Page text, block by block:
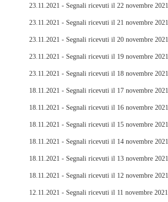
23.11.2021 - Segnali ricevuti il 22 novembre 2021
23.11.2021 - Segnali ricevuti il 21 novembre 2021
23.11.2021 - Segnali ricevuti il 20 novembre 2021
23.11.2021 - Segnali ricevuti il 19 novembre 2021
23.11.2021 - Segnali ricevuti il 18 novembre 2021
18.11.2021 - Segnali ricevuti il 17 novembre 2021
18.11.2021 - Segnali ricevuti il 16 novembre 2021
18.11.2021 - Segnali ricevuti il 15 novembre 2021
18.11.2021 - Segnali ricevuti il 14 novembre 2021
18.11.2021 - Segnali ricevuti il 13 novembre 2021
18.11.2021 - Segnali ricevuti il 12 novembre 2021
12.11.2021 - Segnali ricevuti il 11 novembre 2021